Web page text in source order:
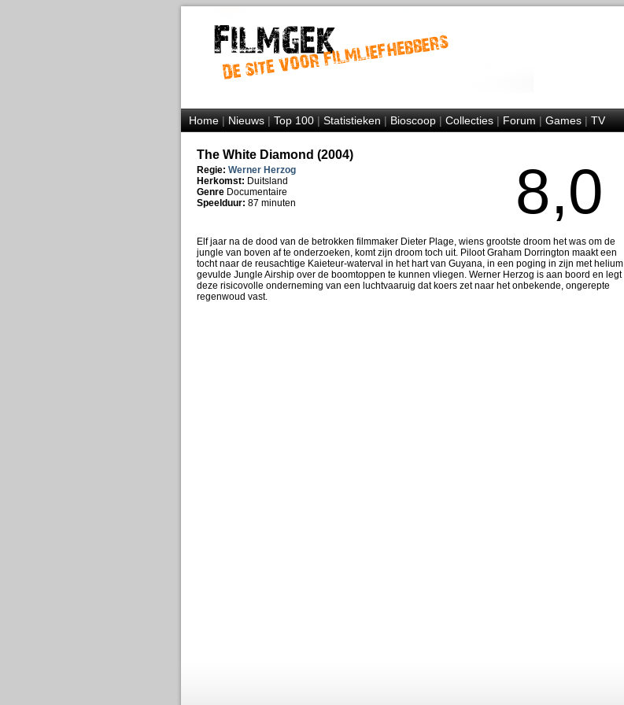
Home|Nieuws|Top 100|Statistieken|Bioscoop|Collecties|Forum|Games|TV
The White Diamond (2004)
Regie: Werner Herzog
Herkomst: Duitsland
Genre Documentaire
Speelduur: 87 minuten 8,0
Elf jaar na de dood van de betrokken filmmaker Dieter Plage, wiens grootste droom het was om de
jungle van boven af te onderzoeken, komt zijn droom toch uit. Piloot Graham Dorrington maakt een
tocht naar de reusachtige Kaieteur-waterval in het hart van Guyana, in een poging in zijn met helium
gevulde Jungle Airship over de boomtoppen te kunnen vliegen. Werner Herzog is aan boord en legt
deze risicovolle onderneming van een luchtvaaruig dat koers zet naar het onbekende, ongerepte
regenwoud vast.